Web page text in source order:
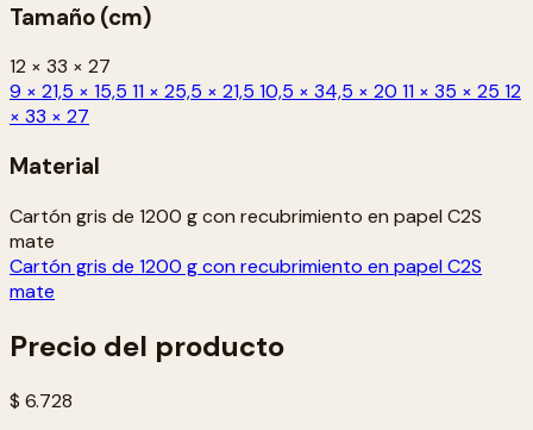
Tamaño (cm)
12 × 33 × 27
9 × 21,5 × 15,5 11 × 25,5 × 21,5 10,5 × 34,5 × 20 11 × 35 × 25 12
× 33 × 27
Material
Cartón gris de 1200 g con recubrimiento en papel C2S
mate
Cartón gris de 1200 g con recubrimiento en papel C2S
mate
Precio del producto
$ 6.728